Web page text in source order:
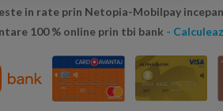
in rate prin Netopia-Mobilpay
100 % online prin tbi bank -